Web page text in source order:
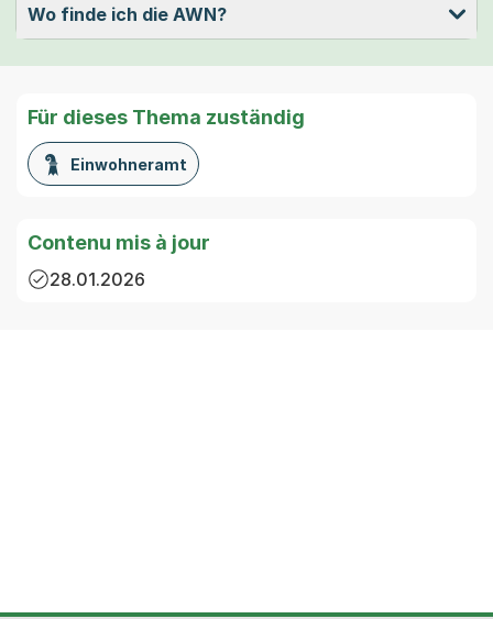
Wo finde ich die AWN?
Für dieses Thema zuständig
Einwohneramt
Contenu mis à jour
28.01.2026